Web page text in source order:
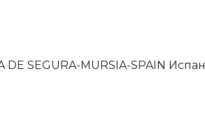
DE SEGURA-MURSIA-SPAIN